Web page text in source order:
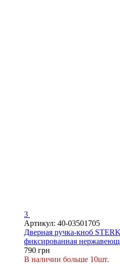
3
Артикул: 40-03501705
Дверная ручка-кноб
фиксированная
790 грн
В наличии больше 10шт.